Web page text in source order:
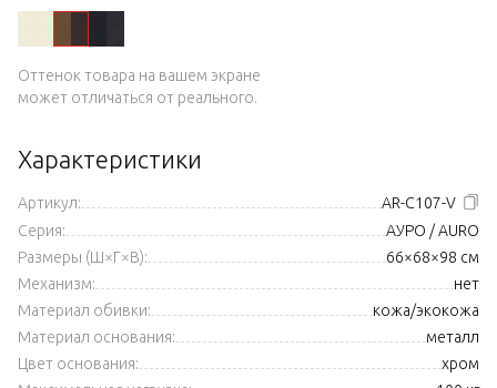
Оттенок товара на вашем экране
может отличаться от реального.
Характеристики
Артикул:
AR-C107-V
Серия:
АУРО / AURO
Размеры (Ш×Г×В):
66×68×98 см
Механизм:
нет
Материал обивки:
кожа/экокожа
Материал основания:
металл
Цвет основания:
хром